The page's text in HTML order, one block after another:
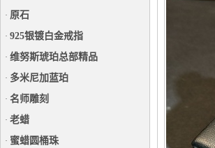
· 原石
· 925银镀白金戒指
· 维努斯琥珀总部精品
· 多米尼加蓝珀
· 名师雕刻
· 老蜡
· 蜜蜡圆桶珠